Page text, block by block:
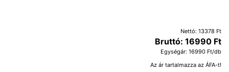
Nettó: 13378 Ft
Bruttó: 16990 Ft
Egységár: 16990 Ft/db
Az ár tartalmazza az ÁFA-t!